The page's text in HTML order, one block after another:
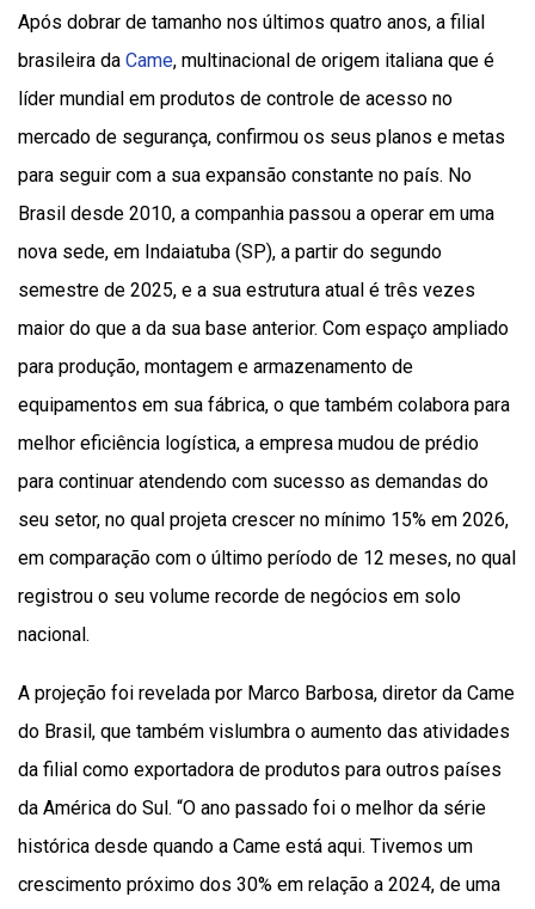
Após dobrar de tamanho nos últimos quatro anos, a filial
brasileira da Came, multinacional de origem italiana que é
líder mundial em produtos de controle de acesso no
mercado de segurança, confirmou os seus planos e metas
para seguir com a sua expansão constante no país. No
Brasil desde 2010, a companhia passou a operar em uma
nova sede, em Indaiatuba (SP), a partir do segundo
semestre de 2025, e a sua estrutura atual é três vezes
maior do que a da sua base anterior. Com espaço ampliado
para produção, montagem e armazenamento de
equipamentos em sua fábrica, o que também colabora para
melhor eficiência logística, a empresa mudou de prédio
para continuar atendendo com sucesso as demandas do
seu setor, no qual projeta crescer no mínimo 15% em 2026,
em comparação com o último período de 12 meses, no qual
registrou o seu volume recorde de negócios em solo
nacional.
A projeção foi revelada por Marco Barbosa, diretor da Came
do Brasil, que também vislumbra o aumento das atividades
da filial como exportadora de produtos para outros países
da América do Sul. “O ano passado foi o melhor da série
histórica desde quando a Came está aqui. Tivemos um
crescimento próximo dos 30% em relação a 2024, de uma